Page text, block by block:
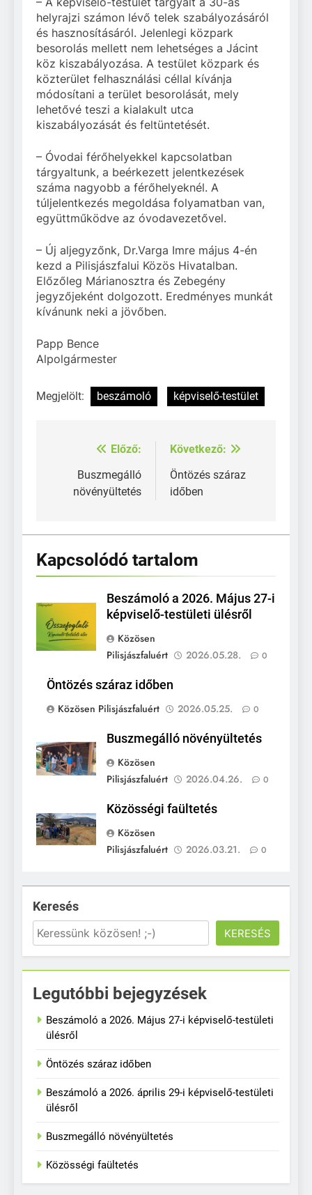
helyrajzi számon lévő telek szabályozásáról
és hasznosításáról. Jelenlegi közpark
besorolás mellett nem lehetséges a Jácint
köz kiszabályozása. A testület közpark és
közterület felhasználási céllal kívánja
módosítani a terület besorolását, mely
lehetővé teszi a kialakult utca
kiszabályozását és feltüntetését.
– Óvodai férőhelyekkel kapcsolatban
tárgyaltunk, a beérkezett jelentkezések
száma nagyobb a férőhelyeknél. A
túljelentkezés megoldása folyamatban van,
együttműködve az óvodavezetővel.
– Új aljegyzőnk, Dr.Varga Imre május 4-én
kezd a Pilisjászfalui Közös Hivatalban.
Előzőleg Márianosztra és Zebegény
jegyzőjeként dolgozott. Eredményes munkát
kívánunk neki a jövőben.
Papp Bence
Alpolgármester
Megjelölt: beszámoló képviselő-testület
Bejegyzés
navigáció
Előző:
Buszmegálló
növényültetés
Következő:
Öntözés száraz
időben
Kapcsolódó tartalom
Beszámoló a 2026. Május 27-i
képviselő-testületi ülésről
Közösen
Pilisjászfaluért
2026.05.28. 0
Öntözés száraz időben
Közösen Pilisjászfaluért
2026.05.25. 0
Buszmegálló növényültetés
Közösen
Pilisjászfaluért
2026.04.26. 0
Közösségi faültetés
Közösen
Pilisjászfaluért
2026.03.21. 0
Keresés
KERESÉS
Legutóbbi bejegyzések
Beszámoló a 2026. Május 27-i képviselő-testületi
ülésről
Öntözés száraz időben
Beszámoló a 2026. április 29-i képviselő-testületi
ülésről
Buszmegálló növényültetés
Közösségi faültetés